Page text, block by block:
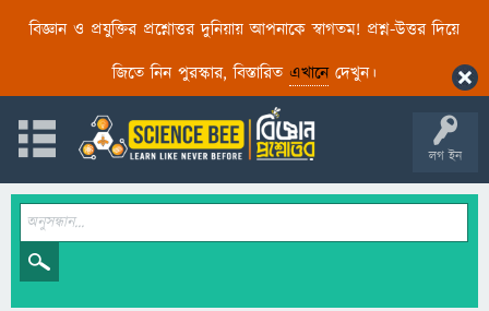
বিজ্ঞান ও প্রযুক্তির প্রশ্নোত্তর দুনিয়ায় আপনাকে স্বাগতম! প্রশ্ন-উত্তর দিয়ে
জিতে নিন পুরস্কার, বিস্তারিত এখানেদেখুন।
লগ ইন